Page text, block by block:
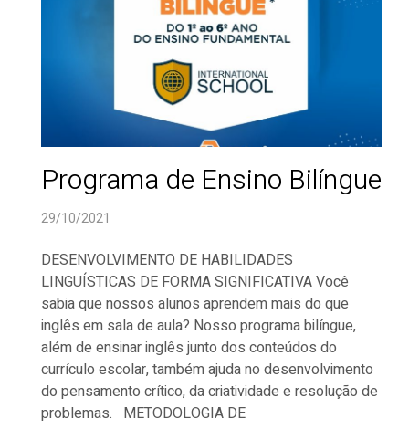
Programa de Ensino Bilíngue
29/10/2021
DESENVOLVIMENTO DE HABILIDADES
LINGUÍSTICAS DE FORMA SIGNIFICATIVA Você
sabia que nossos alunos aprendem mais do que
inglês em sala de aula? Nosso programa bilíngue,
além de ensinar inglês junto dos conteúdos do
currículo escolar, também ajuda no desenvolvimento
do pensamento crítico, da criatividade e resolução de
problemas. METODOLOGIA DE